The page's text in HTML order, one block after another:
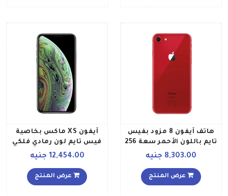
هاتف آيفون 8 مزود بفيس
تايم باللون الأحمر سعة 256
جيجابايت وتقنية الجيل
8,303.00 جنيه
عرض المنتج
آيفون XS ماكس بخاصية
فيس تايم لون رمادي فلكي
سعة 64 جيجابايت يدعم
دولية
12,454.00 جنيه
عرض المنتج